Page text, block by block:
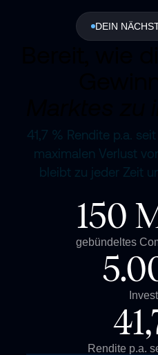
DEIN
41,7 % Rendite p.a.
maximalen Verlust
bleibt zu jeder Zeit
150
gebündeltes
Rendite p.a.